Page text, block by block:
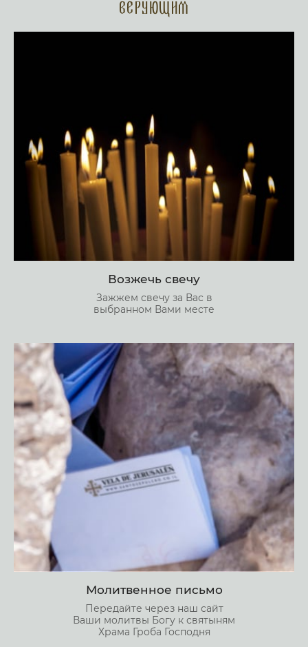
верующим
Возжечь свечу
Зажжем свечу за Вас в
выбранном Вами месте
Молитвенное письмо
Передайте через наш сайт
Ваши молитвы Богу к святыням
Храма Гроба Господня